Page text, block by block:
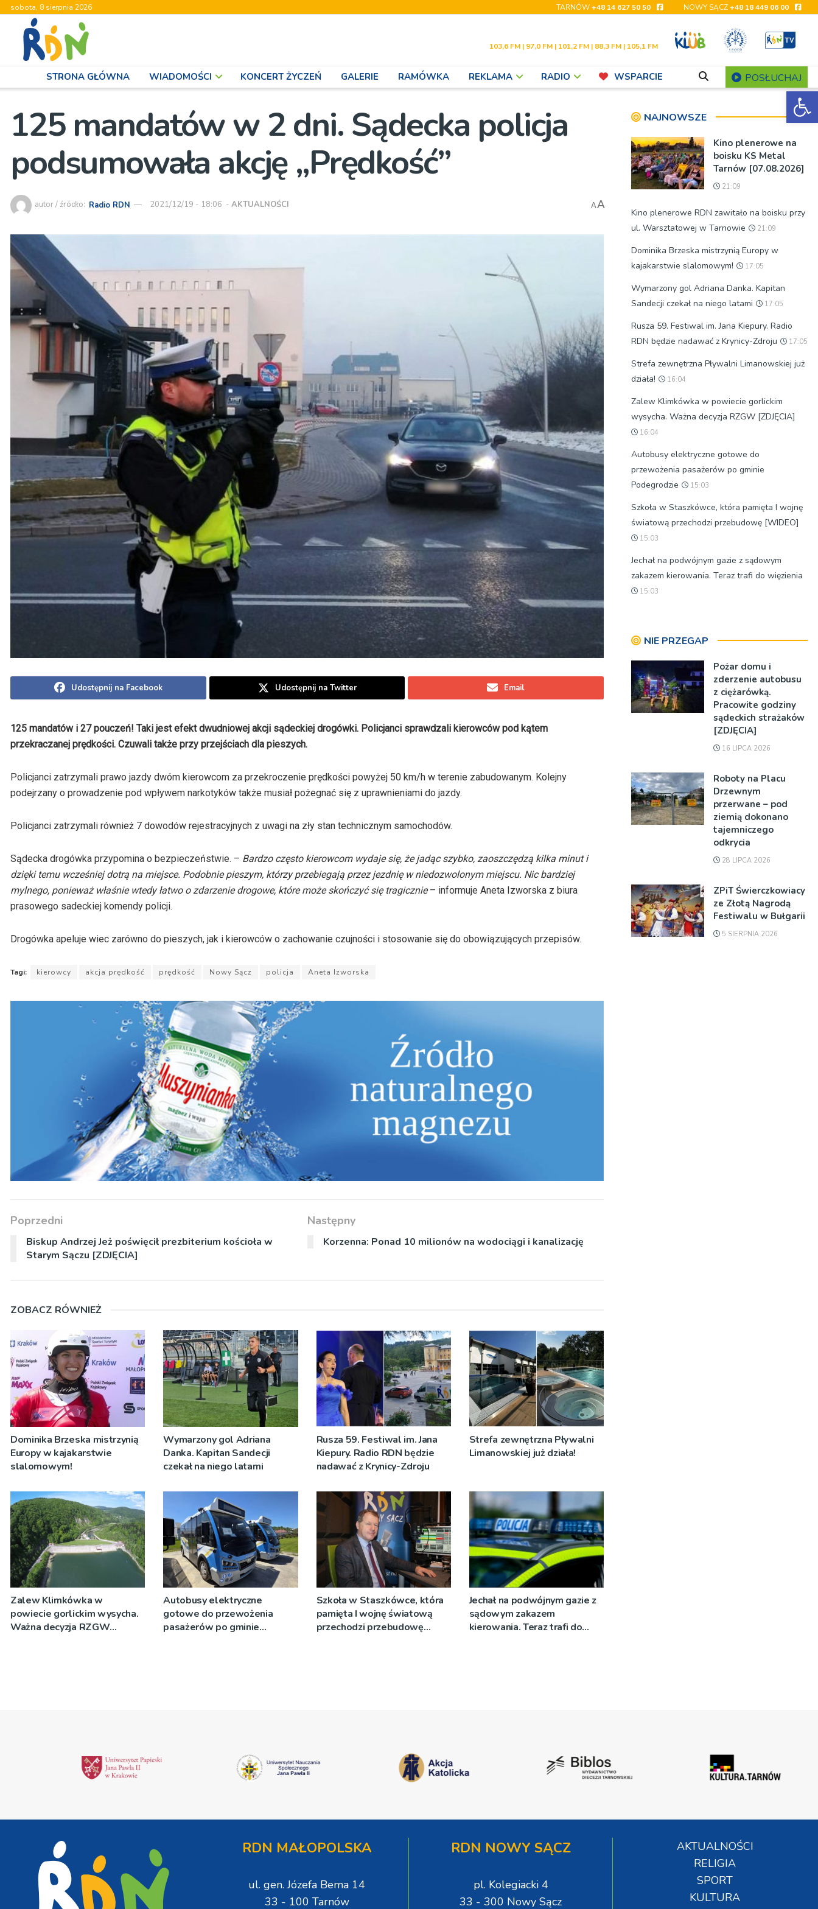
sobota, 8 sierpnia 2026 TARNÓW+48 14 627 50 50 NOWY SĄCZ+48 18 449 06 00
103,6 FM | 97,0 FM | 101,2 FM | 88,3 FM | 105,1 FM
STRONA GŁÓWNA WIADOMOŚCI KONCERT ŻYCZEŃ GALERIE RAMÓWKA REKLAMA RADIO WSPARCIE POSŁUCHAJ
125 mandatów w 2 dni. Sądecka policja
podsumowała akcję „Prędkość”
autor / źródło: Radio RDN 2021/12/19 - 18:06 - AKTUALNOŚCI AA
Udostępnij na Facebook Udostępnij na Twitter Email
125 mandatów i 27 pouczeń! Taki jest efekt dwudniowej akcji sądeckiej drogówki. Policjanci sprawdzali kierowców pod kątem
przekraczanej prędkości. Czuwali także przy przejściach dla pieszych.
Policjanci zatrzymali prawo jazdy dwóm kierowcom za przekroczenie prędkości powyżej 50 km/h w terenie zabudowanym. Kolejny
podejrzany o prowadzenie pod wpływem narkotyków także musiał pożegnać się z uprawnieniami do jazdy.
Policjanci zatrzymali również 7 dowodów rejestracyjnych z uwagi na zły stan technicznym samochodów.
Sądecka drogówka przypomina o bezpieczeństwie. – Bardzo często kierowcom wydaje się, że jadąc szybko, zaoszczędzą kilka minut i
dzięki temu wcześniej dotrą na miejsce. Podobnie pieszym, którzy przebiegają przez jezdnię w niedozwolonym miejscu. Nic bardziej
mylnego, ponieważ właśnie wtedy łatwo o zdarzenie drogowe, które może skończyć się tragicznie– informuje Aneta Izworska z biura
prasowego sadeckiej komendy policji.
Drogówka apeluje wiec zarówno do pieszych, jak i kierowców o zachowanie czujności i stosowanie się do obowiązujących przepisów.
Tagi: kierowcy akcja prędkość prędkość Nowy Sącz policja Aneta Izworska
Poprzedni
Biskup Andrzej Jeż poświęcił prezbiterium kościoła w
Starym Sączu [ZDJĘCIA]
Następny
Korzenna: Ponad 10 milionów na wodociągi i kanalizację
ZOBACZ RÓWNIEŻ
Dominika Brzeska mistrzynią
Europy w kajakarstwie
slalomowym!
Wymarzony gol Adriana
Danka. Kapitan Sandecji
czekał na niego latami
Rusza 59. Festiwal im. Jana
Kiepury. Radio RDN będzie
nadawać z Krynicy-Zdroju
Strefa zewnętrzna Pływalni
Limanowskiej już działa!
Zalew Klimkówka w
powiecie gorlickim wysycha.
Ważna decyzja RZGW
Autobusy elektryczne
gotowe do przewożenia
pasażerów po gminie
Szkoła w Staszkówce, która
pamięta I wojnę światową
przechodzi przebudowę
Jechał na podwójnym gazie z
sądowym zakazem
kierowania. Teraz trafi do
NAJNOWSZE
Kino plenerowe na
boisku KS Metal
Tarnów [07.08.2026]
21:09
Kino plenerowe RDN zawitało na boisku przy
ul. Warsztatowej w Tarnowie
21:09
Dominika Brzeska mistrzynią Europy w
kajakarstwie slalomowym!
17:05
Wymarzony gol Adriana Danka. Kapitan
Sandecji czekał na niego latami
17:05
Rusza 59. Festiwal im. Jana Kiepury. Radio
RDN będzie nadawać z Krynicy-Zdroju
17:05
Strefa zewnętrzna Pływalni Limanowskiej już
działa!
16:04
Zalew Klimkówka w powiecie gorlickim
wysycha. Ważna decyzja RZGW [ZDJĘCIA]
16:04
Autobusy elektryczne gotowe do
przewożenia pasażerów po gminie
Podegrodzie
15:03
Szkoła w Staszkówce, która pamięta I wojnę
światową przechodzi przebudowę [WIDEO]
15:03
Jechał na podwójnym gazie z sądowym
zakazem kierowania. Teraz trafi do więzienia
15:03
NIE PRZEGAP
Pożar domu i
zderzenie autobusu
z ciężarówką.
Pracowite godziny
sądeckich strażaków
[ZDJĘCIA]
16 LIPCA 2026
Roboty na Placu
Drzewnym
przerwane – pod
ziemią dokonano
tajemniczego
odkrycia
28 LIPCA 2026
ZPiT Świerczkowiacy
ze Złotą Nagrodą
Festiwalu w Bułgarii
5 SIERPNIA 2026
RDN MAŁOPOLSKA
ul. gen. Józefa Bema 14
33 - 100 Tarnów
RDN NOWY SĄCZ
pl. Kolegiacki 4
33 - 300 Nowy Sącz
AKTUALNOŚCI
RELIGIA
SPORT
KULTURA